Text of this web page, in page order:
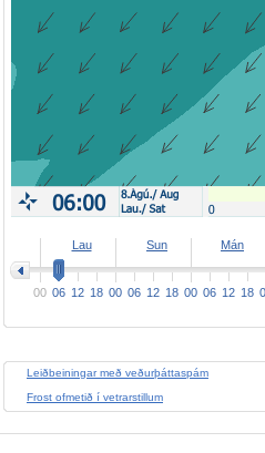
Lau
00 06 12 18
Sun
00 06 12 18
Mán
00 06 12 18
Leiðbeiningar með veðurþáttaspám
Frost ofmetið í vetrarstillum